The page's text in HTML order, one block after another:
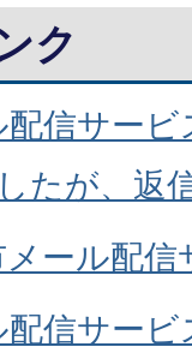
ク
配信サー
たが、返
メール配
配信サービ